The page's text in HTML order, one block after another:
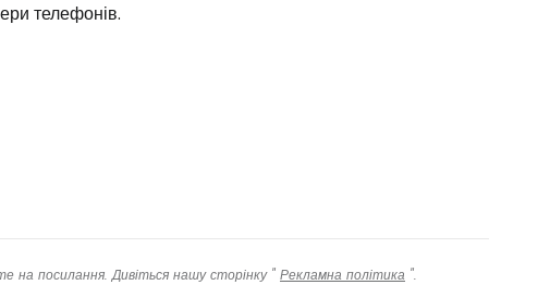
телефонів.
на посилання. Дивіться нашу сторінку " Рекламна політика ".